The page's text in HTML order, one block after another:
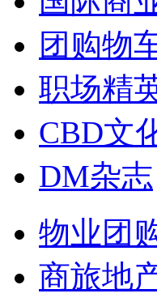
团购物
职场精
CBD文
DM杂志
物业团
商旅地